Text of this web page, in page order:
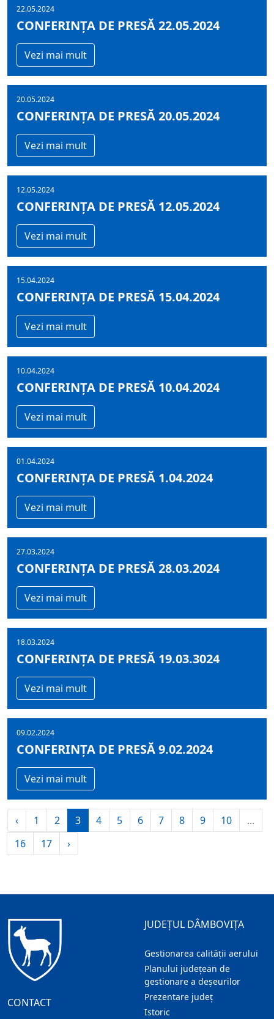
22.05.2024
CONFERINȚA DE PRESĂ 22.05.2024
Vezi mai mult
20.05.2024
CONFERINȚA DE PRESĂ 20.05.2024
Vezi mai mult
12.05.2024
CONFERINȚA DE PRESĂ 12.05.2024
Vezi mai mult
15.04.2024
CONFERINȚA DE PRESĂ 15.04.2024
Vezi mai mult
10.04.2024
CONFERINȚA DE PRESĂ 10.04.2024
Vezi mai mult
01.04.2024
CONFERINȚA DE PRESĂ 1.04.2024
Vezi mai mult
27.03.2024
CONFERINȚA DE PRESĂ 28.03.2024
Vezi mai mult
18.03.2024
CONFERINȚA DE PRESĂ 19.03.3024
Vezi mai mult
09.02.2024
CONFERINȚA DE PRESĂ 9.02.2024
Vezi mai mult
‹ 1 2 3 4 5 6 7 8 9 10
...
16
17 ›
CONTACT
JUDEȚUL DÂMBOVIȚA
Gestionarea calității aerului
Planului județean de
gestionare a deșeurilor
Prezentare judeţ
Istoric